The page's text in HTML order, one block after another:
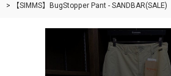
>
【SIMMS】BugStopper Pant - SANDBAR(SALE)